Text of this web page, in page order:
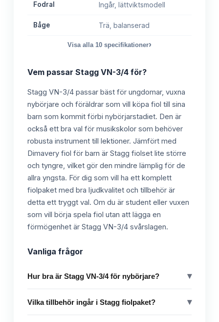
Fodral Ingår, lättviktsmodell
Båge Trä, balanserad
Visa alla 10 specifikationer›
Vem passar Stagg VN-3/4 för?
Stagg VN-3/4 passar bäst för ungdomar, vuxna
nybörjare och föräldrar som vill köpa fiol till sina
barn som kommit förbi nybörjarstadiet. Den är
också ett bra val för musikskolor som behöver
robusta instrument till lektioner. Jämfört med
Dimavery fiol för barn är Stagg fiolset lite större
och tyngre, vilket gör den mindre lämplig för de
allra yngsta. För dig som vill ha ett komplett
fiolpaket med bra ljudkvalitet och tillbehör är
detta ett tryggt val. Om du är student eller vuxen
som vill börja spela fiol utan att lägga en
förmögenhet är Stagg VN-3/4 svårslagen.
Vanliga frågor
Hur bra är Stagg VN-3/4 för nybörjare? ▾
Vilka tillbehör ingår i Stagg fiolpaket? ▾